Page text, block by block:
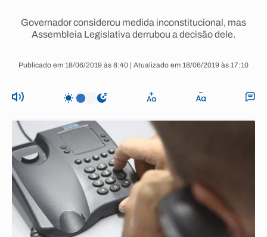
Governador considerou medida inconstitucional, mas
Assembleia Legislativa derrubou a decisão dele.
Publicado em 18/06/2019 às 8:40 | Atualizado em 18/06/2019 às 17:10